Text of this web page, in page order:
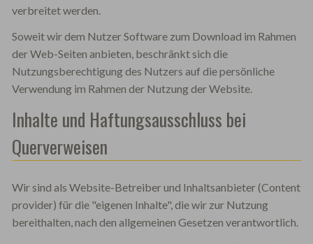
verbreitet werden.
Soweit wir dem Nutzer Software zum Download im Rahmen
der Web-Seiten anbieten, beschränkt sich die
Nutzungsberechtigung des Nutzers auf die persönliche
Verwendung im Rahmen der Nutzung der Website.
Inhalte und Haftungsausschluss bei
Querverweisen
Wir sind als Website-Betreiber und Inhaltsanbieter (Content
provider) für die "eigenen Inhalte", die wir zur Nutzung
bereithalten, nach den allgemeinen Gesetzen verantwortlich.